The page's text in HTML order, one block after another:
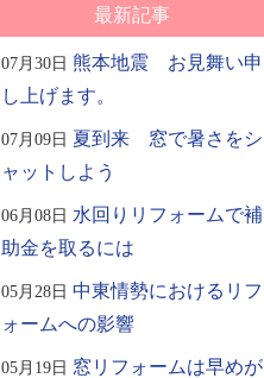
最新記事
07月30日 熊本地震 お見舞い申
し上げます。
07月09日 夏到来 窓で暑さをシ
ャットしよう
06月08日 水回りリフォームで補
助金を取るには
05月28日 中東情勢におけるリフ
ォームへの影響
05月19日 窓リフォームは早めが